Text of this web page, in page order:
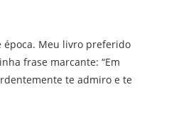
época. Meu livro preferido
frase marcante: “Em
te admiro e te